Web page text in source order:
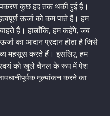
कुछ हद तक थकी हुई है।
ऊर्जा को कम पाते हैं। हम
हैं। हालाँकि, हम कहेंगे, जब
का आदान प्रदान होता है जिसे
महसूस करते हैं। इसलिए, हम
स्वयं को खुले चैनल के रूप में पेश
मूल्यांकन करने का